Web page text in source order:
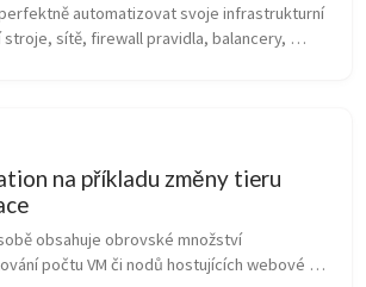
automatizovat svoje infrastrukturní
sítě, firewall pravidla, balancery,
na příkladu změny tieru
obsahuje obrovské množství
počtu VM či nodů hostujících webové